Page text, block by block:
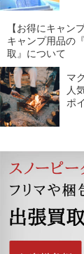
【お得にキャン
キャンプ用品の
取』について
マ
人
ポ